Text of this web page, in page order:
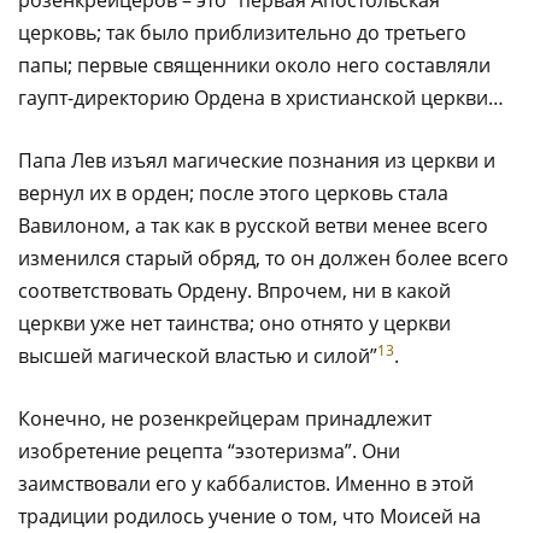
церковь; так было приблизительно до третьего
папы; первые священники около него составляли
гаупт-директорию Ордена в христианской церкви…
Папа Лев изъял магические познания из церкви и
вернул их в орден; после этого церковь стала
Вавилоном, а так как в русской ветви менее всего
изменился старый обряд, то он должен более всего
соответствовать Ордену. Впрочем, ни в какой
церкви уже нет таинства; оно отнято у церкви
высшей магической властью и силой”13.
Конечно, не розенкрейцерам принадлежит
изобретение рецепта “эзотеризма”. Они
заимствовали его у каббалистов. Именно в этой
традиции родилось учение о том, что Моисей на